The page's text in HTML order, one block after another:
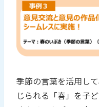
季節の言葉を活用し
じられる「春」を子